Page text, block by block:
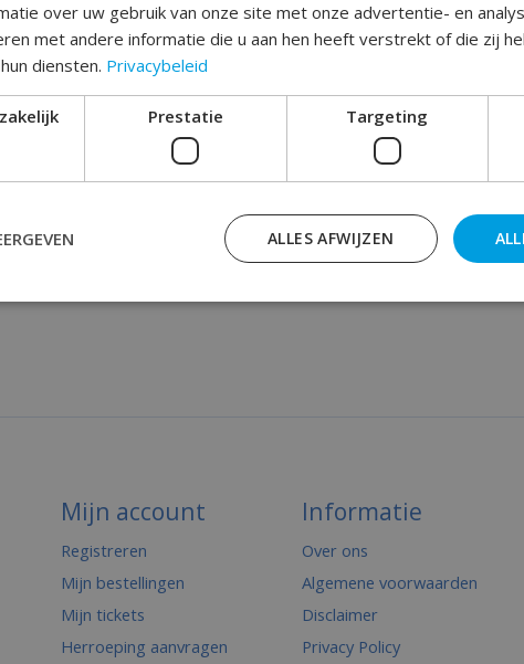
Mijn account
Registreren
Mijn bestellingen
Mijn tickets
Herroeping aanvragen
Informatie
Over ons
Algemene voorwaarden
Disclaimer
Privacy Policy
over uw gebruik van onze site met onze advertentie- en
met andere informatie die u aan hen heeft verstrekt of die zij
diensten. Privacybeleid
Prestatie Targeting
ALLES AFWIJZEN